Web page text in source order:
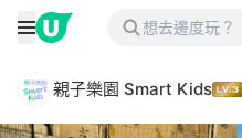
親子樂園 Smart Kids